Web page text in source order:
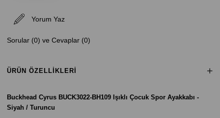
Yorum Yaz
Sorular (0) ve Cevaplar (0)
ÜRÜN ÖZELLIKLERI
Buckhead Cyrus BUCK3022-BH109 Işıklı Çocuk Spor Ayakkabı -
Siyah / Turuncu